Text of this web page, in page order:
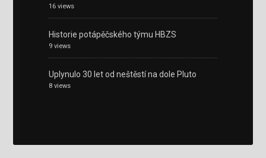
16 views
Historie potápěčského týmu HBZS
9 views
Uplynulo 30 let od neštěstí na dole Pluto
8 views